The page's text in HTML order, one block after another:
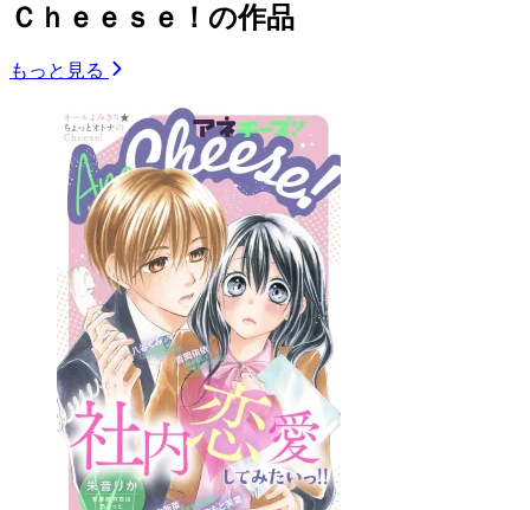
Ｃｈｅｅｓｅ！の作品
もっと見る